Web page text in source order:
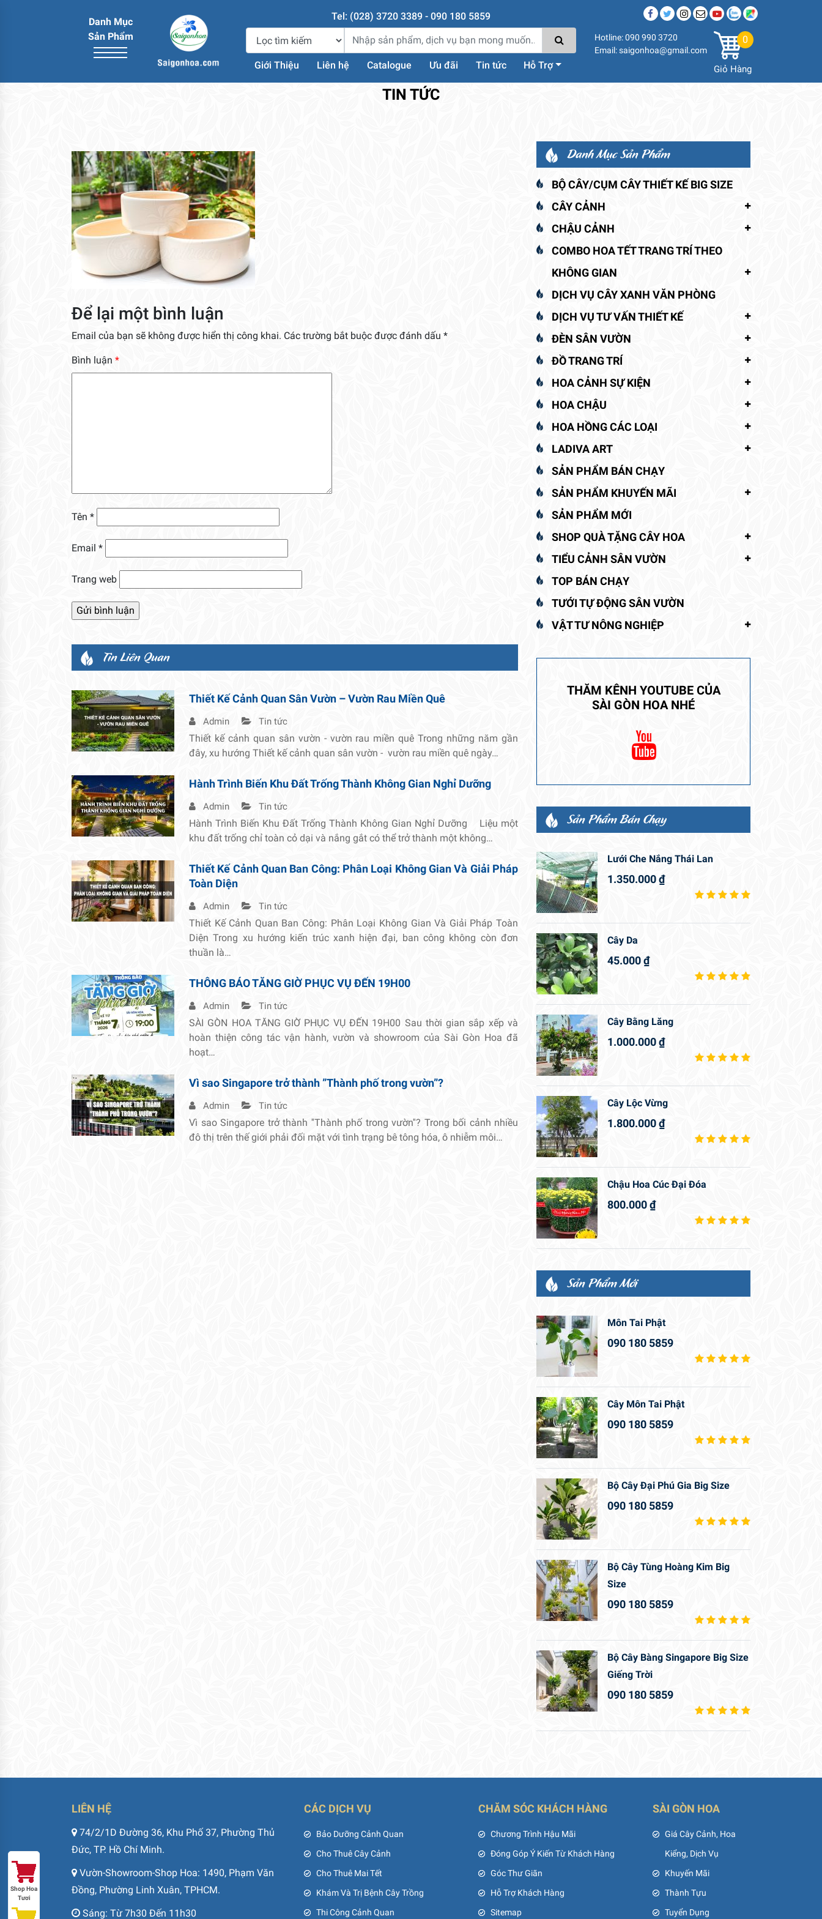
Danh Mục
Sản Phẩm
Tel: (028) 3720 3389 - 090 180 5859
Giới Thiệu Liên hệ Catalogue Ưu đãi Tin tức Hỗ Trợ
Hotline: 090 990 3720
Email: saigonhoa@gmail.com
0
Giỏ Hàng
TIN TỨC
Để lại một bình luận
Email của bạn sẽ không được hiển thị công khai. Các trường bắt buộc được đánh dấu *
Bình luận *
Tên *
Email *
Trang web
Tin Liên Quan
Thiết Kế Cảnh Quan Sân Vườn – Vườn Rau Miền Quê
Admin Tin tức
Thiết kế cảnh quan sân vườn - vườn rau miền quê Trong những năm gần
đây, xu hướng Thiết kế cảnh quan sân vườn - vườn rau miền quê ngày…
Hành Trình Biến Khu Đất Trống Thành Không Gian Nghỉ Dưỡng
Admin Tin tức
Hành Trình Biến Khu Đất Trống Thành Không Gian Nghỉ Dưỡng Liệu một
khu đất trống chỉ toàn cỏ dại và nắng gắt có thể trở thành một không…
Thiết Kế Cảnh Quan Ban Công: Phân Loại Không Gian Và Giải Pháp
Toàn Diện
Admin Tin tức
Thiết Kế Cảnh Quan Ban Công: Phân Loại Không Gian Và Giải Pháp Toàn
Diện Trong xu hướng kiến trúc xanh hiện đại, ban công không còn đơn
thuần là…
THÔNG BÁO TĂNG GIỜ PHỤC VỤ ĐẾN 19H00
Admin Tin tức
SÀI GÒN HOA TĂNG GIỜ PHỤC VỤ ĐẾN 19H00 Sau thời gian sắp xếp và
hoàn thiện công tác vận hành, vườn và showroom của Sài Gòn Hoa đã
hoạt…
Vì sao Singapore trở thành ”Thành phố trong vườn”?
Admin Tin tức
Vì sao Singapore trở thành ''Thành phố trong vườn''? Trong bối cảnh nhiều
đô thị trên thế giới phải đối mặt với tình trạng bê tông hóa, ô nhiễm môi…
Danh Mục Sản Phẩm
BỘ CÂY/CỤM CÂY THIẾT KẾ BIG SIZE
CÂY CẢNH
CHẬU CẢNH
COMBO HOA TẾT TRANG TRÍ THEO
KHÔNG GIAN
DỊCH VỤ CÂY XANH VĂN PHÒNG
DỊCH VỤ TƯ VẤN THIẾT KẾ
ĐÈN SÂN VƯỜN
ĐỒ TRANG TRÍ
HOA CẢNH SỰ KIỆN
HOA CHẬU
HOA HỒNG CÁC LOẠI
LADIVA ART
SẢN PHẨM BÁN CHẠY
SẢN PHẨM KHUYẾN MÃI
SẢN PHẨM MỚI
SHOP QUÀ TẶNG CÂY HOA
TIỂU CẢNH SÂN VƯỜN
TOP BÁN CHẠY
TƯỚI TỰ ĐỘNG SÂN VƯỜN
VẬT TƯ NÔNG NGHIỆP
THĂM KÊNH YOUTUBE CỦA
SÀI GÒN HOA NHÉ
Sản Phẩm Bán Chạy
Lưới Che Nắng Thái Lan
1.350.000₫
Cây Da
45.000₫
Cây Bằng Lăng
1.000.000₫
Cây Lộc Vừng
1.800.000₫
Chậu Hoa Cúc Đại Đóa
800.000₫
Sản Phẩm Mới
Môn Tai Phật
090 180 5859
Cây Môn Tai Phật
090 180 5859
Bộ Cây Đại Phú Gia Big Size
090 180 5859
Bộ Cây Tùng Hoàng Kim Big
Size
090 180 5859
Bộ Cây Bàng Singapore Big Size
Giếng Trời
090 180 5859
LIÊN HỆ
74/2/1D Đường 36, Khu Phố 37, Phường Thủ
Đức, TP. Hồ Chí Minh.
Vườn-Showroom-Shop Hoa: 1490, Phạm Văn
Đồng, Phường Linh Xuân, TPHCM.
Sáng: Từ 7h30 Đến 11h30
CÁC DỊCH VỤ
Bảo Dưỡng Cảnh Quan
Cho Thuê Cây Cảnh
Cho Thuê Mai Tết
Khám Và Trị Bệnh Cây Trồng
Thi Công Cảnh Quan
CHĂM SÓC KHÁCH HÀNG
Chương Trình Hậu Mãi
Đóng Góp Ý Kiến Từ Khách Hàng
Góc Thư Giãn
Hỗ Trợ Khách Hàng
Sitemap
SÀI GÒN HOA
Giá Cây Cảnh, Hoa
Kiểng, Dịch Vụ
Khuyến Mãi
Thành Tựu
Tuyển Dụng
Shop Hoa
Tươi